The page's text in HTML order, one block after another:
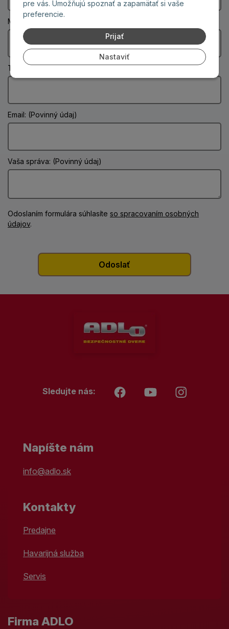
pre vás. Umožňujú spoznať a zapamätať si vaše
preferencie.
Prijať
Nastaviť
Mesto: (Povinný údaj)
Telefón:
Email: (Povinný údaj)
Vaša správa: (Povinný údaj)
Odoslaním formulára súhlasíte so spracovaním osobných
údajov.
Sledujte nás:
Napíšte nám
info@adlo.sk
Kontakty
Predajne
Havarijná služba
Servis
Firma ADLO